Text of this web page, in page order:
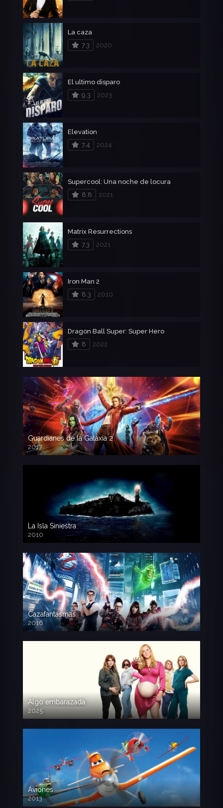
La caza
7.3
2020
El ultimo disparo
9.3
2023
Elevation
7.4
2024
Supercool: Una noche de locura
8.8
2021
Matrix Resurrections
7.3
2021
Iron Man 2
8.3
2010
Dragon Ball Super: Super Hero
8
2022
Guardianes de la Galaxia 2
2017
720p HD
La Isla Siniestra
2010
720p HD
Cazafantasmas
2016
720p HD
Algo embarazada
2025
720p HD
Aviones
2013
720 HD